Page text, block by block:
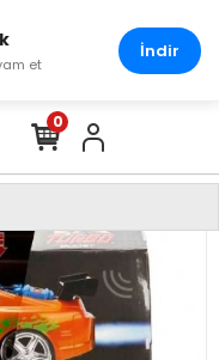
0
et
İndir